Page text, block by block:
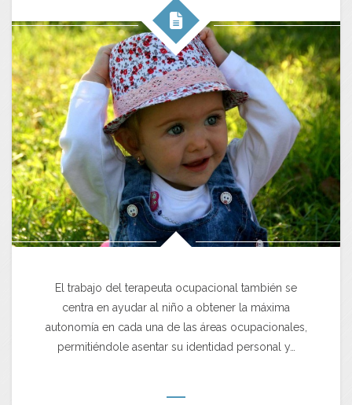
El trabajo del terapeuta ocupacional también se
centra en ayudar al niño a obtener la máxima
autonomía en cada una de las áreas ocupacionales,
permitiéndole asentar su identidad personal y…